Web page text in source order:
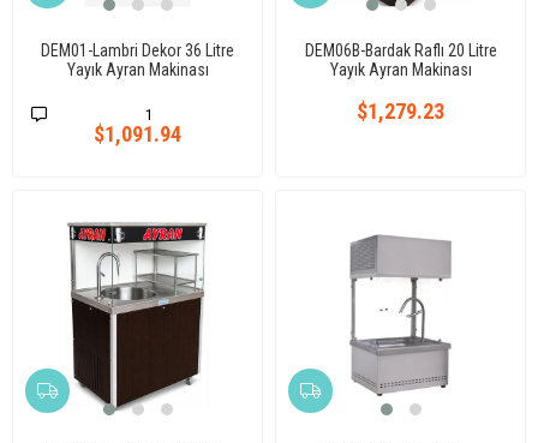
DEM01-Lambri Dekor 36 Litre
Yayık Ayran Makinası
1
$1,091.94
DEM06B-Bardak Raflı 20 Litre
Yayık Ayran Makinası
$1,279.23